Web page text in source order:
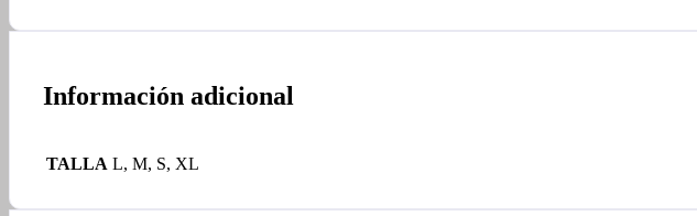
Información adicional
TALLA L, M, S, XL